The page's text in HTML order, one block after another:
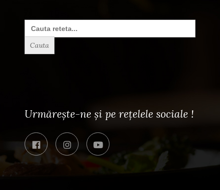
Search
for:
Urmărește-ne și pe rețelele sociale !